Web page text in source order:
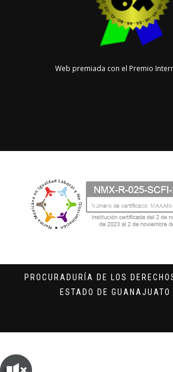
Web premiada con el Premio
PROCURADURÍA DE LOS
ESTADO DE